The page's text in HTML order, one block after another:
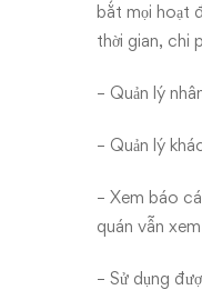
bắt mọi hoạt
thời gian, chi
– Quản lý
– Quản lý
– Xem báo
quán vẫn
– Sử dụng